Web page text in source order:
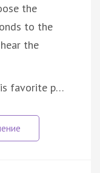
the
to the
the
favorite p…